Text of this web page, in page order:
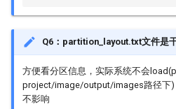
Q6：partition_layout.txt文件是
方便看分区信息，实际系统不会
project/image/output/images路径下)
不影响